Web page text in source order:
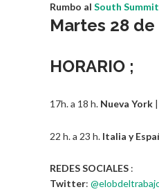
Rumbo al South Summit
Martes 28
HORARIO ;
17h. a 18 h. Nueva York
22 h. a 23 h. Italia y
REDES SOCIALES :
Twitter: